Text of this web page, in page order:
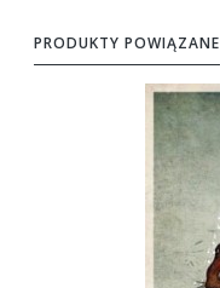
PRODUKTY POWIĄZANE